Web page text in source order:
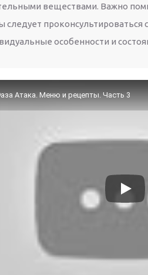
веществами. Важно
следует проконсультироваться
особенности и
Атака. Меню и рецепты. Часть 3